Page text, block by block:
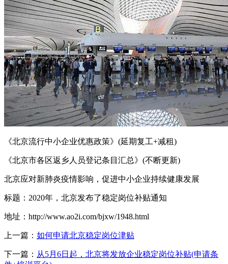
《北京流行中小企业优惠政策》(延期复工+减租)
《北京市各区返乡人员登记条目汇总》(不断更新)
北京应对新肺炎疫情影响，促进中小企业持续健康发展
标题：2020年，北京发布了稳定岗位补贴通知
地址：http://www.ao2i.com/bjxw/1948.html
上一篇： 如何申请北京稳定岗位津贴
下一篇： 从5月6日起，北京将发放企业稳定岗位补贴(申请条